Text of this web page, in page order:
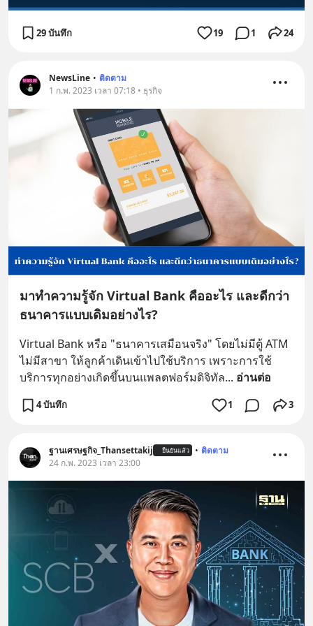
29 บันทึก 19 1 24
NewsLine • ติดตาม
1 ก.พ. 2023 เวลา 07:18 • ธุรกิจ
มาทำความรู้จัก Virtual Bank คืออะไร และดีกว่า
ธนาคารแบบเดิมอย่างไร?
Virtual Bank หรือ "ธนาคารเสมือนจริง" โดยไม่มีตู้ ATM
ไม่มีสาขา ให้ลูกค้าเดินเข้าไปใช้บริการ เพราะการใช้
บริการทุกอย่างเกิดขึ้นบนแพลตฟอร์มดิจิทัล... อ่านต่อ
4 บันทึก 1 3
ฐานเศรษฐกิจ_Thansettakij ยืนยันแล้ว • ติดตาม
24 ก.พ. 2023 เวลา 23:00